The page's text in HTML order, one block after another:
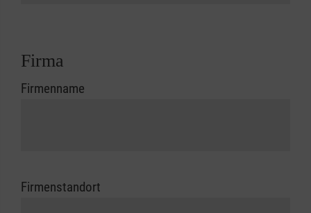
Firma
Firmenname
Firmenstandort